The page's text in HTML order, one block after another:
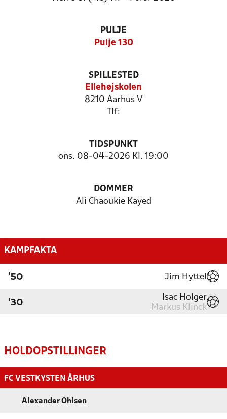
PULJE
Pulje 130
SPILLESTED
Ellehøjskolen
8210 Aarhus V
Tlf:
TIDSPUNKT
ons. 08-04-2026 Kl. 19:00
DOMMER
Ali Chaoukie Kayed
KAMPFAKTA
'50 Jim Hyttel
'30
Isac Holger
Markus Klinck
HOLDOPSTILLINGER
FC VESTKYSTEN ÅRHUS
Alexander Ohlsen